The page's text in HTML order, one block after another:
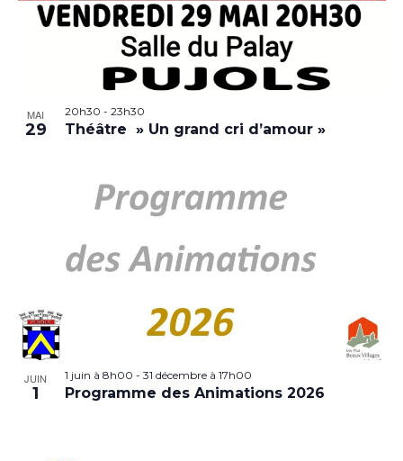
MAI
29
20h30 - 23h30
Théâtre » Un grand cri d’amour »
JUIN
1
1 juin à 8h00 - 31 décembre à 17h00
Programme des Animations 2026